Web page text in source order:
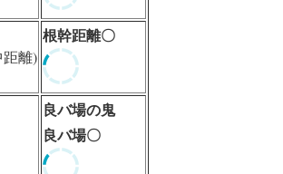
距離)
根幹距離〇
良バ場の鬼
良バ場〇